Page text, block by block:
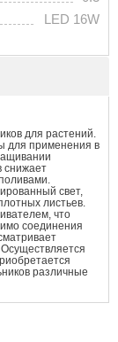
LED 16W
для растений.
для применения в
снижает
свет,
листьев.
что
соединения
различные